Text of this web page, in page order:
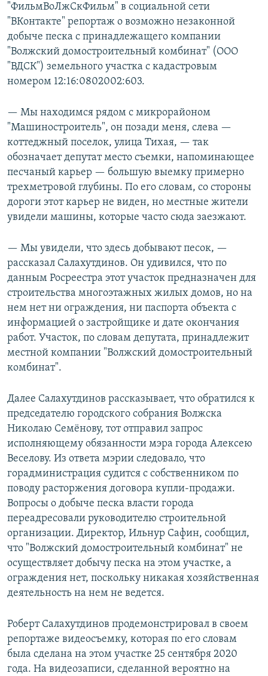
"ФильмВоЛжСкФильм" в социальной сети
"ВКонтакте" репортаж о возможно незаконной
добыче песка с принадлежащего компании
"Волжский домостроительный комбинат" (ООО
"ВДСК") земельного участка с кадастровым
номером 12:16:0802002:603.
— Мы находимся рядом с микрорайоном
"Машиностроитель", он позади меня, слева —
коттеджный поселок, улица Тихая, — так
обозначает депутат место съемки, напоминающее
песчаный карьер — большую выемку примерно
трехметровой глубины. По его словам, со стороны
дороги этот карьер не виден, но местные жители
увидели машины, которые часто сюда заезжают.
— Мы увидели, что здесь добывают песок, —
рассказал Салахутдинов. Он удивился, что по
данным Росреестра этот участок предназначен для
строительства многоэтажных жилых домов, но на
нем нет ни ограждения, ни паспорта объекта с
информацией о застройщике и дате окончания
работ. Участок, по словам депутата, принадлежит
местной компании "Волжский домостроительный
комбинат".
Далее Салахутдинов рассказывает, что обратился к
председателю городского собрания Волжска
Николаю Семёнову, тот отправил запрос
исполняющему обязанности мэра города Алексею
Веселову. Из ответа мэрии следовало, что
горадминистрация судится с собственником по
поводу расторжения договора купли-продажи.
Вопросы о добыче песка власти города
переадресовали руководителю строительной
организации. Директор, Ильнур Сафин, сообщил,
что "Волжский домостроительный комбинат" не
осуществляет добычу песка на этом участке, а
ограждения нет, поскольку никакая хозяйственная
деятельность на нем не ведется.
Роберт Салахутдинов продемонстрировал в своем
репортаже видеосъемку, которая по его словам
была сделана на этом участке 25 сентября 2020
года. На видеозаписи, сделанной вероятно на